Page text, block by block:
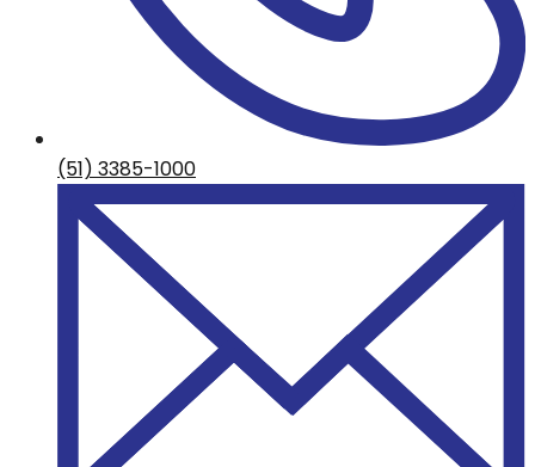
(51) 3385-1000